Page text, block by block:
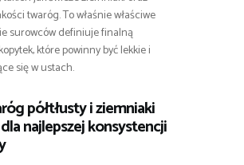
twaróg. To właśnie właściwe
surowców definiuje finalną
które powinny być lekkie i
się w ustach.
półtłusty i ziemniaki
najlepszej konsystencji